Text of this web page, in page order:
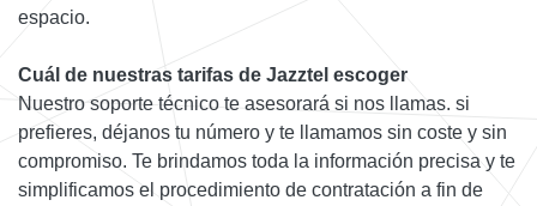
espacio.
Cuál de nuestras tarifas de Jazztel escoger
Nuestro soporte técnico te asesorará si nos llamas. si
prefieres, déjanos tu número y te llamamos sin coste y sin
compromiso. Te brindamos toda la información precisa y te
simplificamos el procedimiento de contratación a fin de